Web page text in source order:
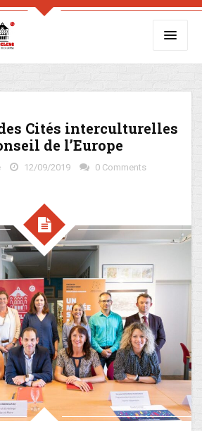
Cités interculturelles
de l’Europe
12/09/2019 0 Comments